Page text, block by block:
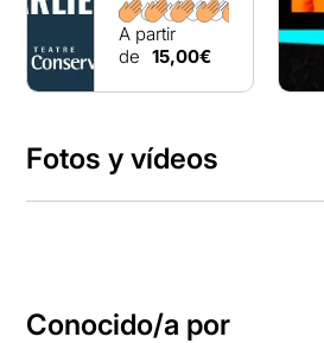
A partir
de 15,00€
Fotos y vídeos
Conocido/a por